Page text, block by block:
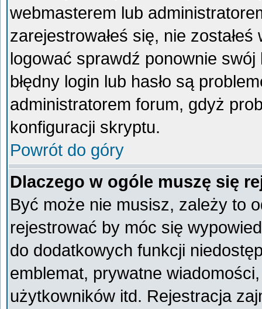
webmasterem lub
zarejestrowałeś się, nie
logować sprawdź ponownie swój
błędny login lub hasło są
administratorem forum, gdyż
konfiguracji skryptu.
Powrót do góry
Dlaczego w ogóle muszę się
Być może nie musisz, zależy to
rejestrować by móc się
do dodatkowych funkcji
emblemat, prywatne
użytkowników itd. Rejestracja